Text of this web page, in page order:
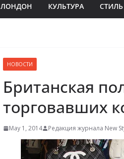
ЛОНДОН КУЛЬТУРА СТИЛЬ
НОВОСТИ
Британская
торговавших
May 1, 2014 Редакция журнала New